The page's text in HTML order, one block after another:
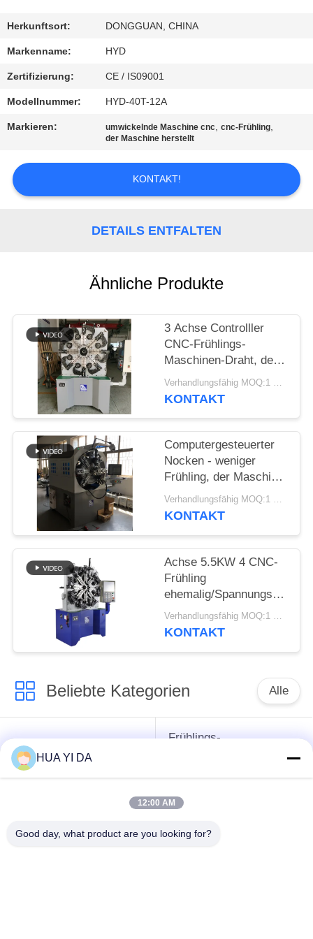
TRETEN
SIE
MIT
UNS
IN
VERBINDUNG
NACHRICHTEN
FORDERN
SITEMAP
PRIVACY
POLICY
Herkunftsort: DONGGUAN, CHINA
Markenname: HYD
Zertifizierung: CE / IS09001
Modellnummer: HYD-40T-12A
Markieren: umwickelnde Maschine cnc,cnc-Frühling,
der Maschine herstellt
KONTAKT!
DETAILS ENTFALTEN
Ähnliche Produkte
3 Achse Controlller
CNC-Frühlings-
Maschinen-Draht, der
Frühlings-Bieger-
Maschine bildet
Verhandlungsfähig MOQ:1 Satz
KONTAKT
Computergesteuerter
Nocken - weniger
Frühling, der Maschine
mit Draht-Dreh-12
Äxten bildet
Verhandlungsfähig MOQ:1 Satz
KONTAKT
Achse 5.5KW 4 CNC-
Frühling
ehemalig/Spannungs-
Drehungs-Frühling, der
Maschine herstellt
Verhandlungsfähig MOQ:1 Satz
KONTAKT
Beliebte Kategorien Alle
cnc-
Frühlingsmaschine
Frühlings-
Druckfeder-Maschine
Frühlings-
verbiegende
HUA YI DA
12:00 AM
Good day, what product are you looking for?